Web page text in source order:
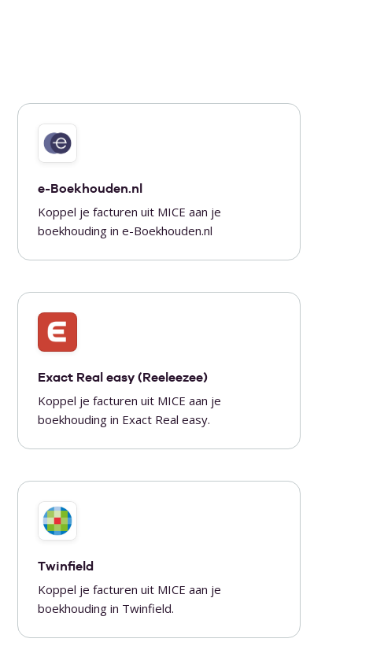
e-Boekhouden.nl
Koppel je facturen uit MICE aan je
boekhouding in e-Boekhouden.nl
Exact Real easy (Reeleezee)
Koppel je facturen uit MICE aan je
boekhouding in Exact Real easy.
Twinfield
Koppel je facturen uit MICE aan je
boekhouding in Twinfield.